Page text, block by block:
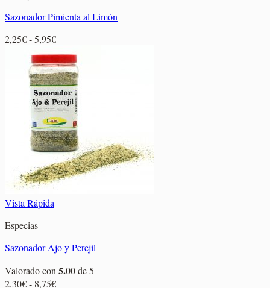
Sazonador Pimienta al Limón
2,25€-5,95€Rango
precios:
desde
2,25€
hasta
5,95€
Vista Rápida
Especias
Sazonador Ajo y Perejil
Valorado con 5.00de 5
2,30€- 8,75€Rango